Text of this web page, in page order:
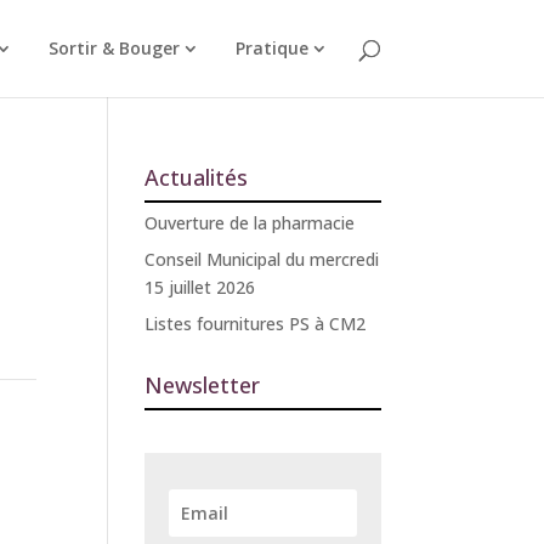
Sortir & Bouger Pratique
Actualités
Ouverture de la pharmacie
Conseil Municipal du mercredi
15 juillet 2026
Listes fournitures PS à CM2
Newsletter